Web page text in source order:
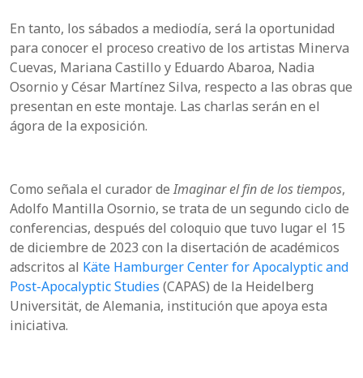
En tanto, los sábados a mediodía, será la oportunidad
para conocer el proceso creativo de los artistas Minerva
Cuevas, Mariana Castillo y Eduardo Abaroa, Nadia
Osornio y César Martínez Silva, respecto a las obras que
presentan en este montaje. Las charlas serán en el
ágora de la exposición.
Como señala el curador deImaginar el fin de los tiempos,
Adolfo Mantilla Osornio, se trata de un segundo ciclo de
conferencias, después del coloquio que tuvo lugar el 15
de diciembre de 2023 con la disertación de académicos
adscritos al Käte Hamburger Center for Apocalyptic and
Post-Apocalyptic Studies (CAPAS) de la Heidelberg
Universität, de Alemania, institución que apoya esta
iniciativa.